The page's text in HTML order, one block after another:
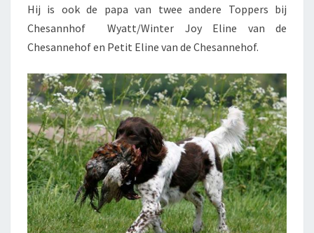
Hij is ook de papa van twee andere Toppers bij
Chesannhof Wyatt/Winter Joy Eline van de
Chesannehof en Petit Eline van de Chesannehof.